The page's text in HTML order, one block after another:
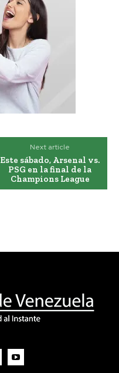
Next article
Este sábado, Arsenal vs.
PSG en la final de la
Champions League